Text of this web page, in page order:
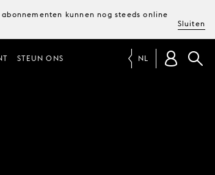
kunnen nog steeds online
Sluiten
STEUN ONS NL